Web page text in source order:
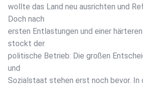
wollte das Land neu ausrichten und
Doch nach
ersten Entlastungen und einer
stockt der
politische Betrieb: Die großen
und
Sozialstaat stehen erst noch bevor. In